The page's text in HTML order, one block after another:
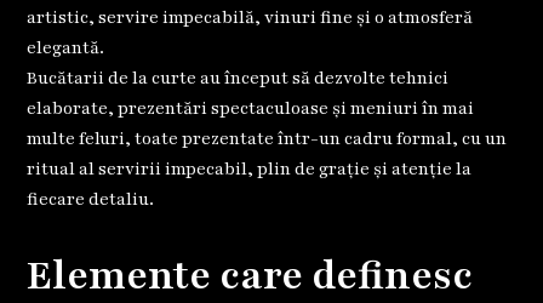
artistic, servire impecabilă, vinuri fine și o atmosferă
elegantă.
Bucătarii de la curte au început să dezvolte tehnici
elaborate, prezentări spectaculoase și meniuri în mai
multe feluri, toate prezentate într-un cadru formal, cu un
ritual al servirii impecabil, plin de grație și atenție la
fiecare detaliu.
Elemente care definesc